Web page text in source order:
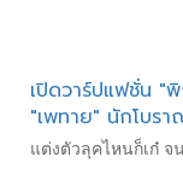
เปิดวาร์ปแฟชั่น "
"เพทาย" นักโบร
แต่งตัวลุคไหนก็เก๋